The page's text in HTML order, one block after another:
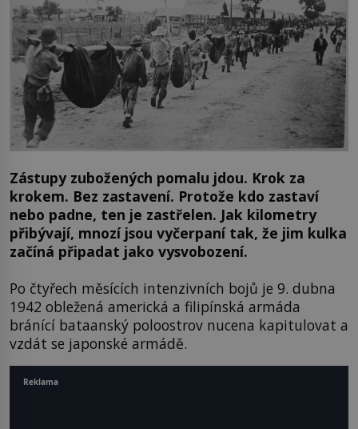
Zástupy zubožených pomalu jdou. Krok za
krokem. Bez zastavení. Protože kdo zastaví
nebo padne, ten je zastřelen. Jak kilometry
přibývají, mnozí jsou vyčerpaní tak, že jim kulka
začíná připadat jako vysvobození.
Po čtyřech měsících intenzivních bojů je 9. dubna
1942 obležená americká a filipínská armáda
bránící bataanský poloostrov nucena kapitulovat a
vzdát se japonské armádě.
Reklama